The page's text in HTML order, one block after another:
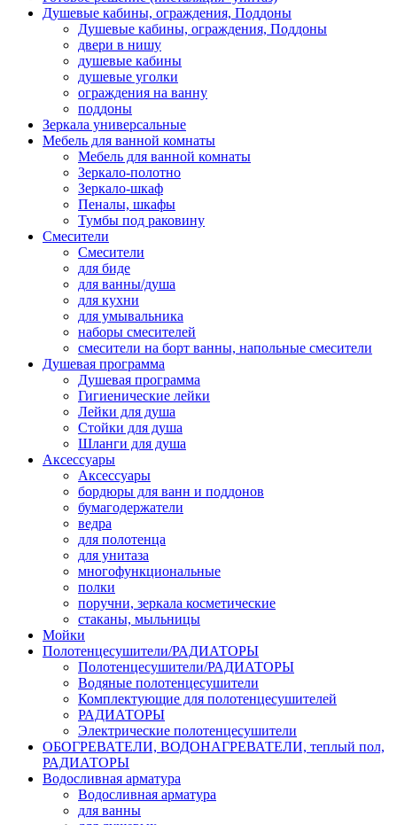
Душевые кабины, ограждения, Поддоны
Душевые кабины, ограждения, Поддоны
двери в нишу
душевые кабины
душевые уголки
ограждения на ванну
поддоны
Зеркала универсальные
Мебель для ванной комнаты
Мебель для ванной комнаты
Зеркало-полотно
Зеркало-шкаф
Пеналы, шкафы
Тумбы под раковину
Смесители
Смесители
для биде
для ванны/душа
для кухни
для умывальника
наборы смесителей
смесители на борт ванны, напольные смесители
Душевая программа
Душевая программа
Гигиенические лейки
Лейки для душа
Стойки для душа
Шланги для душа
Аксессуары
Аксессуары
бордюры для ванн и поддонов
бумагодержатели
ведра
для полотенца
для унитаза
многофункциональные
полки
поручни, зеркала косметические
стаканы, мыльницы
Мойки
Полотенцесушители/РАДИАТОРЫ
Полотенцесушители/РАДИАТОРЫ
Водяные полотенцесушители
Комплектующие для полотенцесушителей
РАДИАТОРЫ
Электрические полотенцесушители
ОБОГРЕВАТЕЛИ, ВОДОНАГРЕВАТЕЛИ, теплый пол,
РАДИАТОРЫ
Водосливная арматура
Водосливная арматура
для ванны